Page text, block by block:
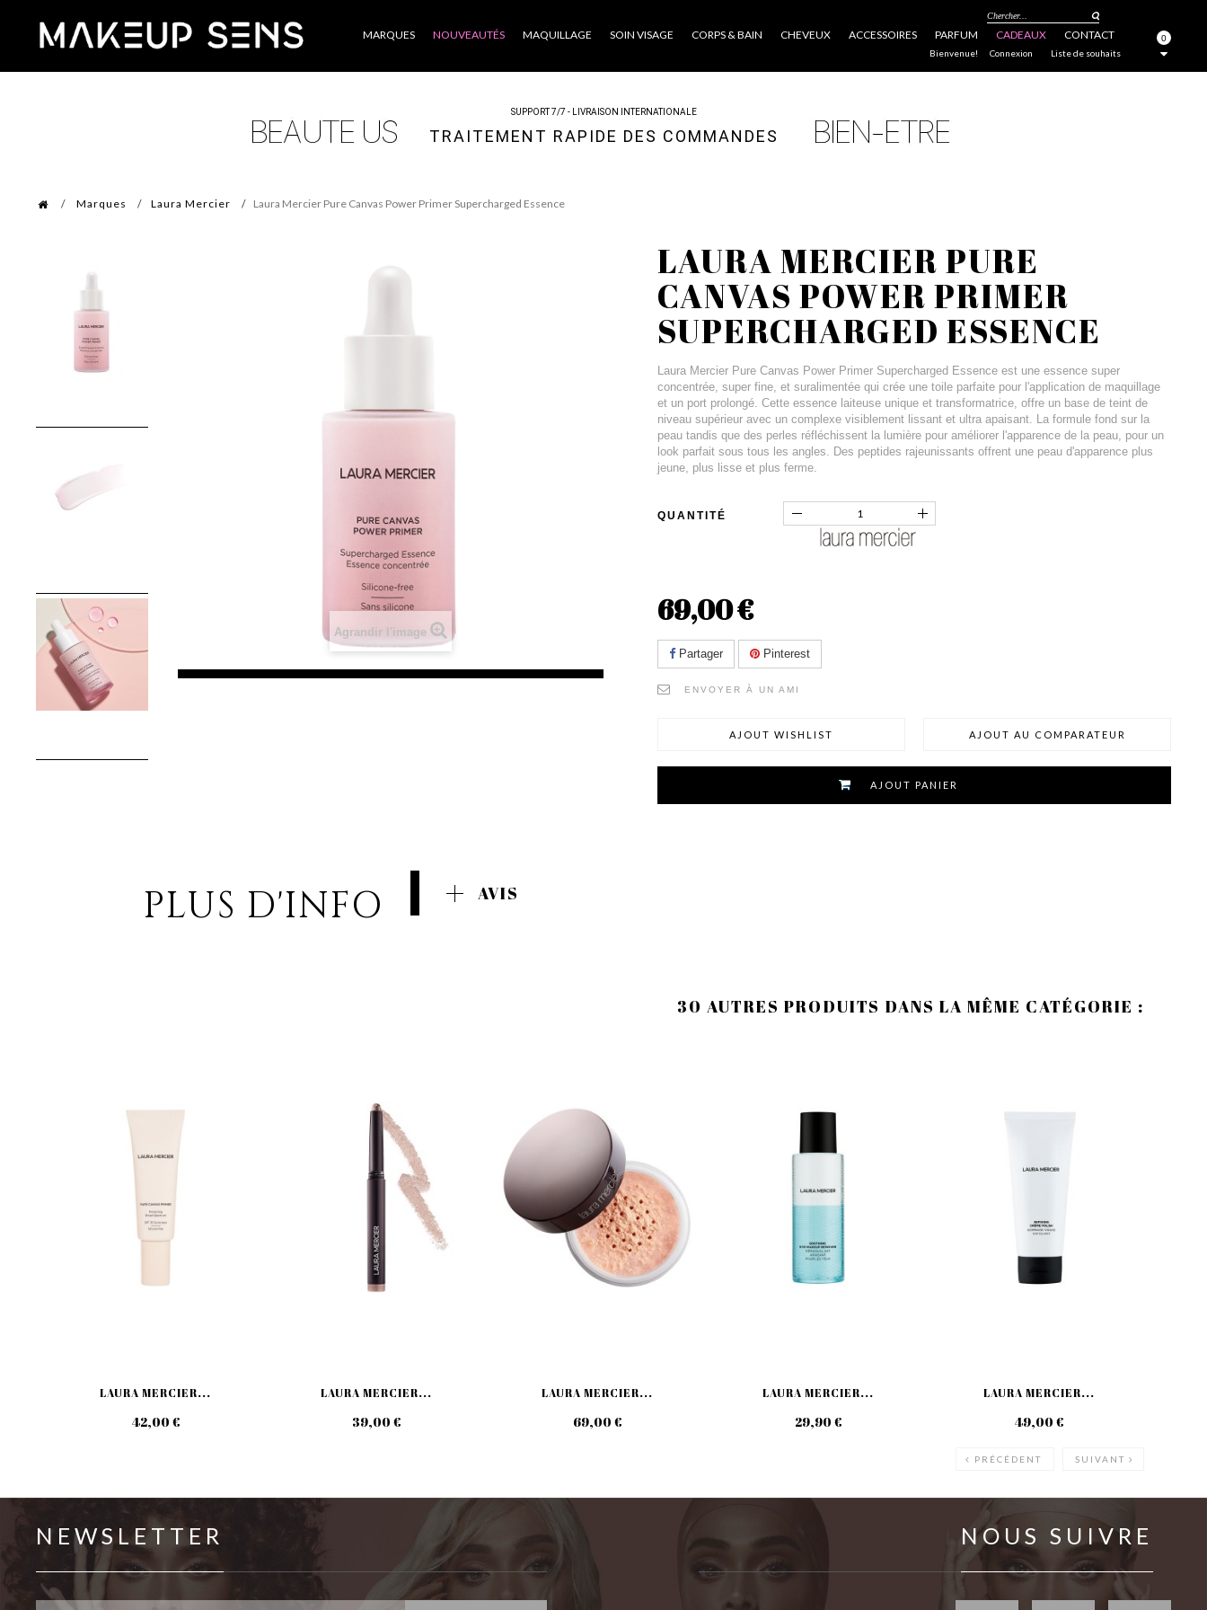
Catégories MARQUES NOUVEAUTÉS MAQUILLAGE SOIN VISAGE CORPS & BAIN CHEVEUX ACCESSOIRES PARFUM CADEAUX CONTACT
Chercher...
0
Liste de souhaits
Bienvenue! Connexion
SUPPORT 7/7 - LIVRAISON INTERNATIONALE
TRAITEMENT RAPIDE DES COMMANDES
Marques Laura Mercier Laura Mercier Pure Canvas Power Primer Supercharged Essence
Agrandir l'image
LAURA MERCIER PURE
CANVAS POWER PRIMER
SUPERCHARGED ESSENCE
Laura Mercier Pure Canvas Power Primer Supercharged Essence est une essence super
concentrée, super fine, et suralimentée qui crée une toile parfaite pour l'application de maquillage
et un port prolongé. Cette essence laiteuse unique et transformatrice, offre un base de teint de
niveau supérieur avec un complexe visiblement lissant et ultra apaisant. La formule fond sur la
peau tandis que des perles réfléchissent la lumière pour améliorer l'apparence de la peau, pour un
look parfait sous tous les angles. Des peptides rajeunissants offrent une peau d'apparence plus
jeune, plus lisse et plus ferme.
QUANTITÉ
69,00 €
Partager Pinterest
ENVOYER À UN AMI
AJOUT WISHLIST AJOUT AU COMPARATEUR
AJOUT PANIER
PLUS D'INFO AVIS
30 AUTRES PRODUITS DANS LA MÊME CATÉGORIE :
LAURA MERCIER...
42,00 €
LAURA MERCIER...
39,00 €
LAURA MERCIER...
69,00 €
LAURA MERCIER...
29,90 €
LAURA MERCIER...
49,00 €
PRÉCÉDENT SUIVANT
NEWSLETTER NOUS SUIVRE